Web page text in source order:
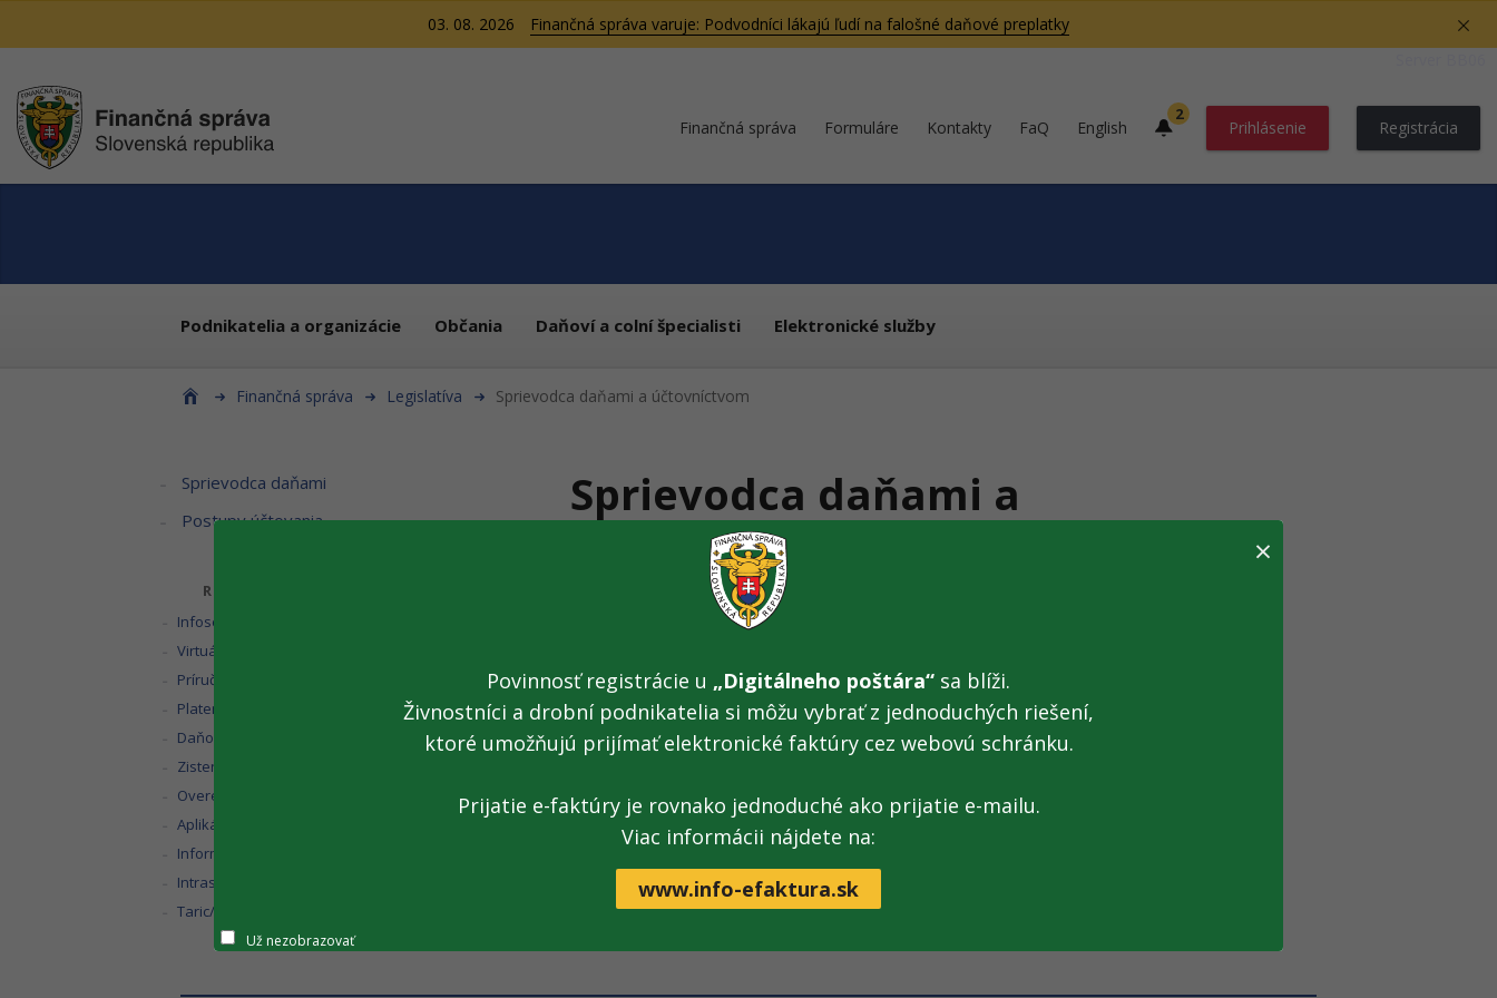
03. 08. 2026
Finančná správa varuje: Podvodníci lákajú ľudí na falošné daňové preplatky
Finančná správa Formuláre Kontakty FaQ English
2
Prihlásenie Registrácia
Podnikatelia a organizácie Občania Daňoví a colní špecialisti Elektronické služby
Finančná správa Legislatíva Sprievodca daňami a účtovníctvom
Sprievodca daňami
Postupy účtovania
RÝCHLE ODKAZY
Infoservis
Virtuálna registračná pokladnica 2
Príručky a návody
Platenie daní
Daňový kalendár
Zistenie miestnej príslušnosti
Overenie IČ DPH
Aplikácia eDane
Informačné zoznamy
Intrastat
Taric/Kvóta
Sprievodca daňami a
účtovníctvom
V tejto sekcii sú uvedené predpisy súvisiace s oblasťou daní a účtovníctva.
Vyberte si konkrétnu oblasť o ktorú máte záujem:
Sprievodca daňami
Tlač obsahu Odporučiť známemu
×
Povinnosť registrácie u „Digitálneho poštára“ sa blíži.
Živnostníci a drobní podnikatelia si môžu vybrať z jednoduchých riešení,
ktoré umožňujú prijímať elektronické faktúry cez webovú schránku.
Prijatie e-faktúry je rovnako jednoduché ako prijatie e-mailu.
Viac informácii nájdete na:
www.info-efaktura.sk
Už nezobrazovať